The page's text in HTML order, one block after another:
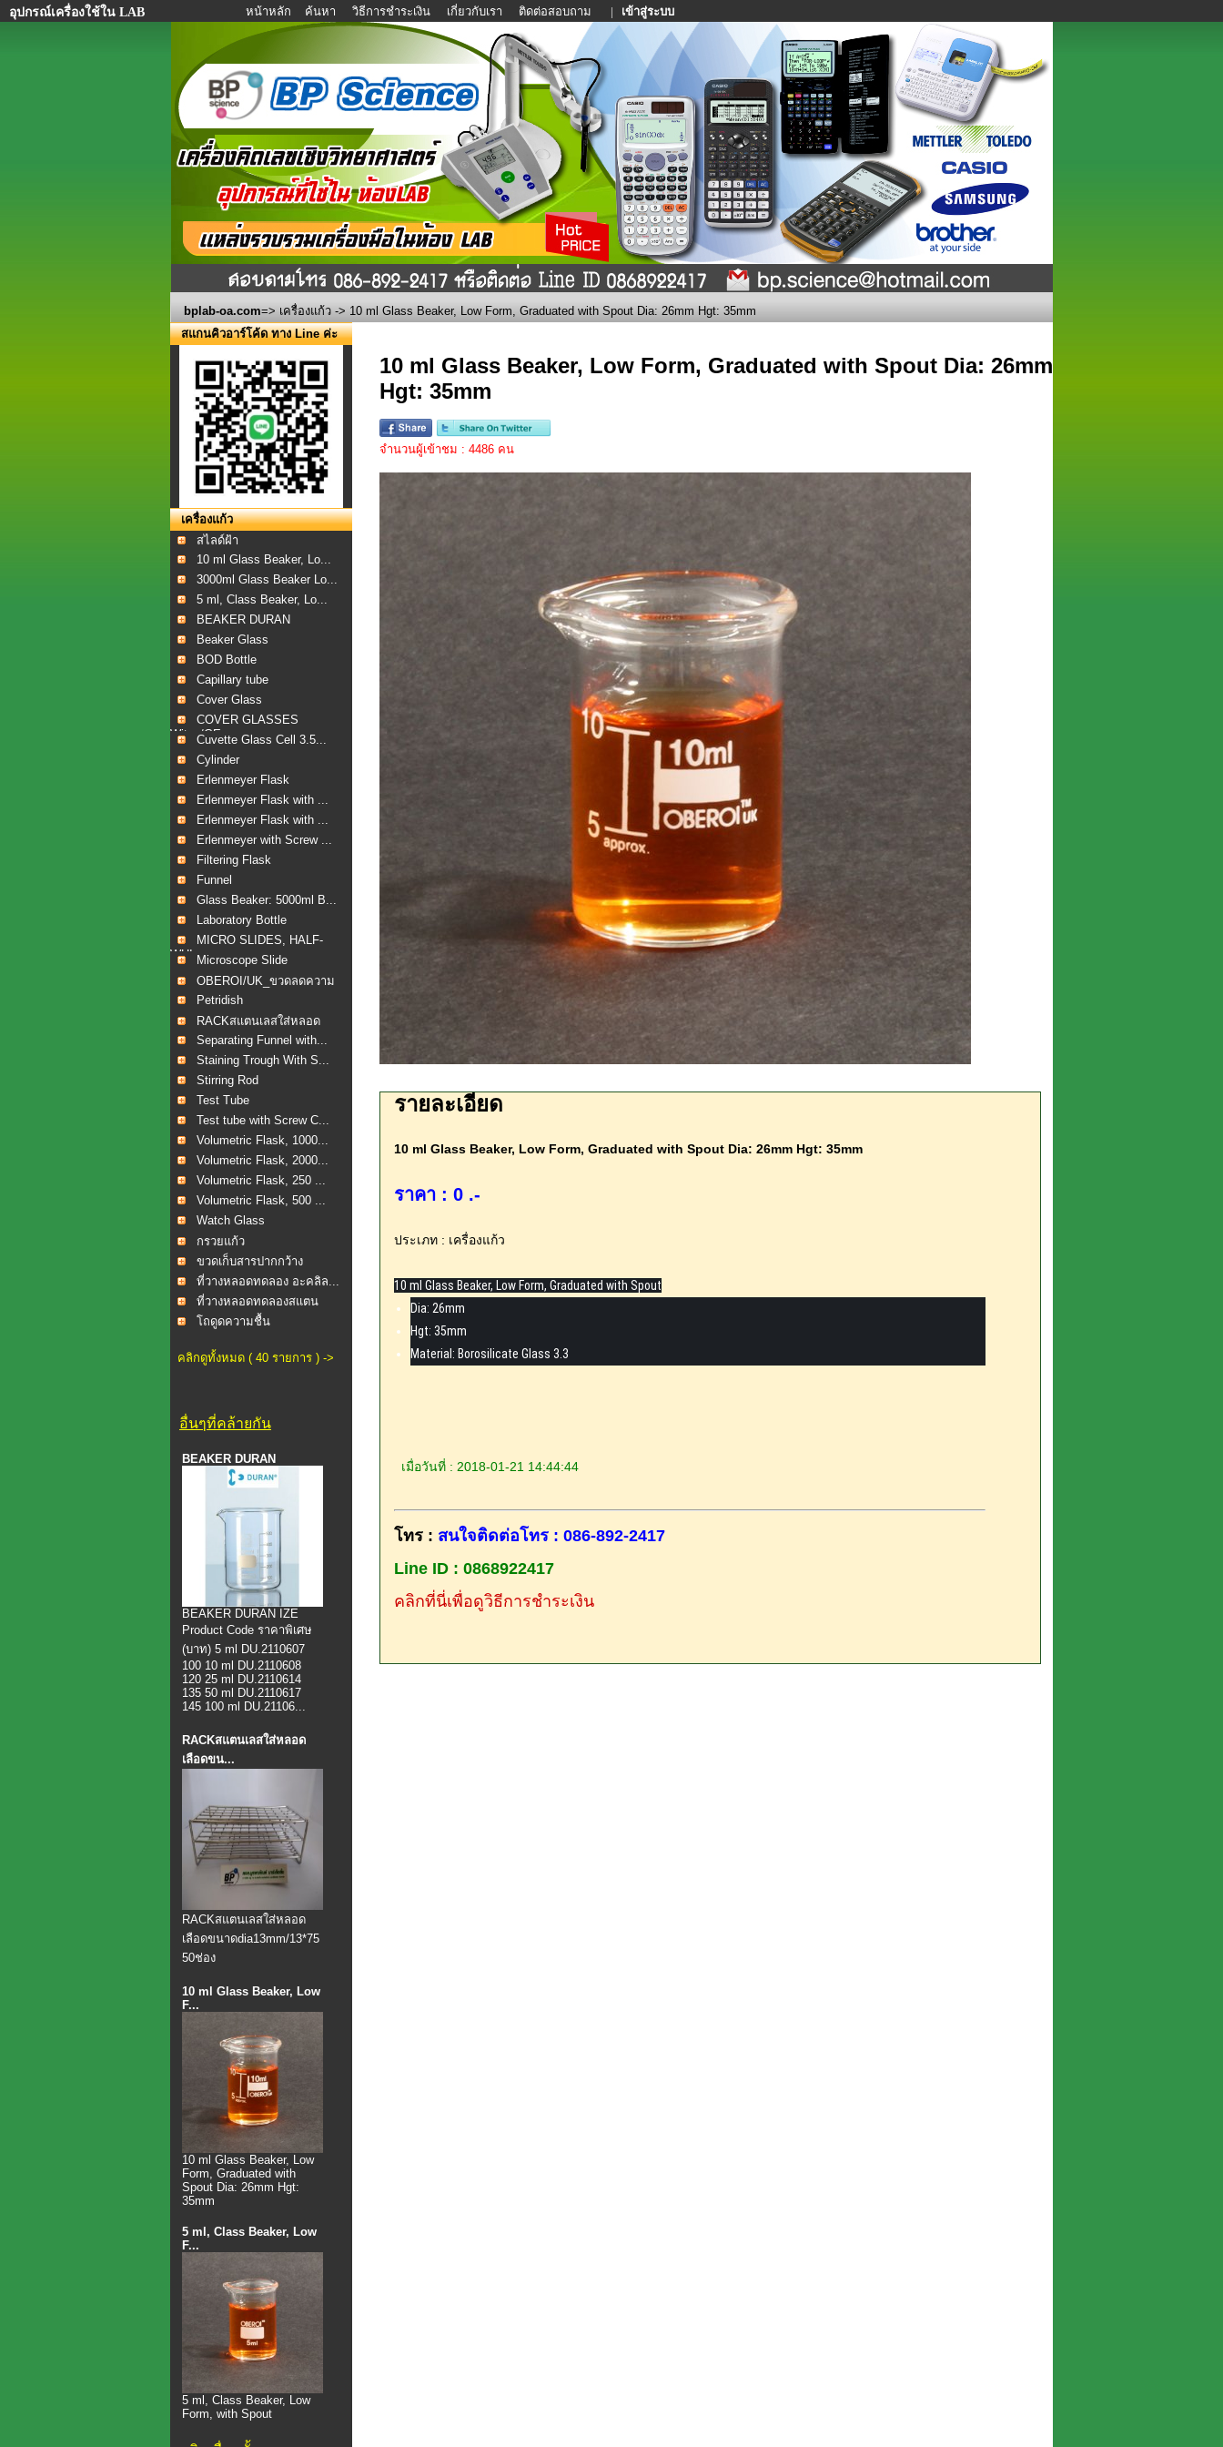
อุปกรณ์เครื่องใช้ใน LAB หน้าหลัก ค้นหา วิธีการชำระเงิน เกี่ยวกับเรา ติดต่อสอบถาม | เข้าสู่ระบบ
bplab-oa.com=> เครื่องแก้ว -> 10 ml Glass Beaker, Low Form, Graduated with Spout Dia: 26mm Hgt: 35mm
สแกนคิวอาร์โค้ด ทาง Line ค่ะ
เครื่องแก้ว
สไลด์ฝ้า
10 ml Glass Beaker, Lo...
3000ml Glass Beaker Lo...
5 ml, Class Beaker, Lo...
BEAKER DURAN
Beaker Glass
BOD Bottle
Capillary tube
Cover Glass
COVER GLASSES
Witeg/GE...
Cuvette Glass Cell 3.5...
Cylinder
Erlenmeyer Flask
Erlenmeyer Flask with ...
Erlenmeyer Flask with ...
Erlenmeyer with Screw ...
Filtering Flask
Funnel
Glass Beaker: 5000ml B...
Laboratory Bottle
MICRO SLIDES, HALF-
WHI...Microscope Slide
OBEROI/UK_ขวดลดความ
ดัน...
Petridish
RACKสแตนเลสใส่หลอด
เลือ...Separating Funnel with...
Staining Trough With S...
Stirring Rod
Test Tube
Test tube with Screw C...
Volumetric Flask, 1000...
Volumetric Flask, 2000...
Volumetric Flask, 250 ...
Volumetric Flask, 500 ...
Watch Glass
กรวยแก้ว
ขวดเก็บสารปากกว้าง
ที่วางหลอดทดลอง อะคลิล...
ที่วางหลอดทดลองสแตน
เลส...โถดูดความชื้น
คลิกดูทั้งหมด ( 40 รายการ ) ->
อื่นๆที่คล้ายกัน
BEAKER DURAN
BEAKER DURAN IZE
Product Code ราคาพิเศษ
(บาท) 5 ml DU.2110607
100 10 ml DU.2110608
120 25 ml DU.2110614
135 50 ml DU.2110617
145 100 ml DU.21106...
RACKสแตนเลสใส่หลอด
เลือดขน...
​RACKสแตนเลสใส่หลอด
เลือดขนาดdia13mm/13*75
50ช่อง
10 ml Glass Beaker, Low
F...
10 ml Glass Beaker, Low
Form, Graduated with
Spout Dia: 26mm Hgt:
35mm
5 ml, Class Beaker, Low
F...
5 ml, Class Beaker, Low
Form, with Spout
10 ml Glass Beaker, Low Form, Graduated with Spout Dia: 26mm
Hgt: 35mm
จำนวนผู้เข้าชม : 4486 คน
รายละเอียด
10 ml Glass Beaker, Low Form, Graduated with Spout Dia: 26mm Hgt: 35mm
ราคา : 0 .-
ประเภท : เครื่องแก้ว
10 ml Glass Beaker, Low Form, Graduated with Spout
Dia: 26mm
Hgt: 35mm
Material: Borosilicate Glass 3.3
เมื่อวันที่ : 2018-01-21 14:44:44
โทร : สนใจติดต่อโทร : 086-892-2417
Line ID : 0868922417
คลิกที่นี่เพื่อดูวิธีการชำระเงิน